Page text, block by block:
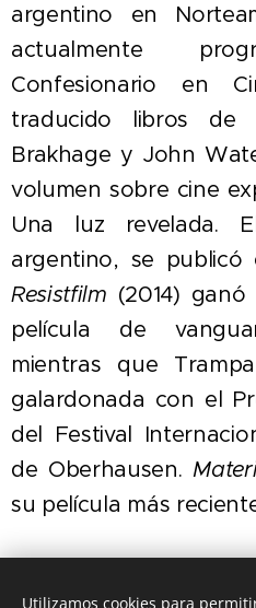
argentino en
actualmente
Confesionario en
traducido libros de
Brakhage y John
volumen sobre cine
Una luz revelada.
argentino, se publicó
Resistfilm (2014)
película de
mientras que
galardonada con el
del Festival
de Oberhausen.
su película más
Utilizamos cookies para